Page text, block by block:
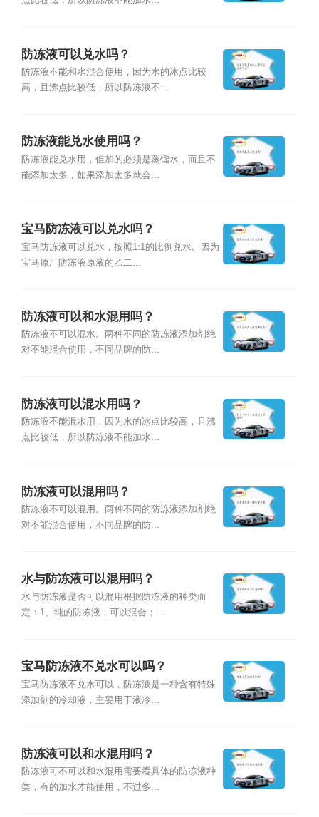
防冻液可以兑水吗？
防冻液不能和水混合使用，因为水的冰点比较
高，且沸点比较低，所以防冻液不...
防冻液能兑水使用吗？
防冻液能兑水用，但加的必须是蒸馏水，而且不
能添加太多，如果添加太多就会...
宝马防冻液可以兑水吗？
宝马防冻液可以兑水，按照1:1的比例兑水。因为
宝马原厂防冻液原液的乙二...
防冻液可以和水混用吗？
防冻液不可以混水。两种不同的防冻液添加剂绝
对不能混合使用，不同品牌的防...
防冻液可以混水用吗？
防冻液不能混水用，因为水的冰点比较高，且沸
点比较低，所以防冻液不能加水...
防冻液可以混用吗？
防冻液不可以混用。两种不同的防冻液添加剂绝
对不能混合使用，不同品牌的防...
水与防冻液可以混用吗？
水与防冻液是否可以混用根据防冻液的种类而
定：1、纯的防冻液，可以混合；...
宝马防冻液不兑水可以吗？
宝马防冻液不兑水可以，防冻液是一种含有特殊
添加剂的冷却液，主要用于液冷...
防冻液可以和水混用吗？
防冻液可不可以和水混用需要看具体的防冻液种
类，有的加水才能使用，不过多...